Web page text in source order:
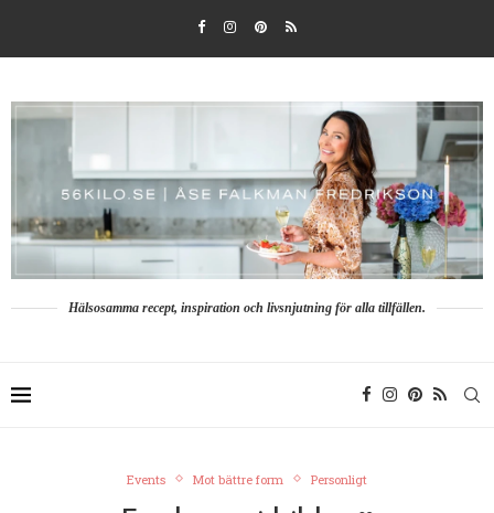
Hälsosamma recept, inspiration och livsnjutning för alla tillfällen.
Events Mot bättre form Personligt